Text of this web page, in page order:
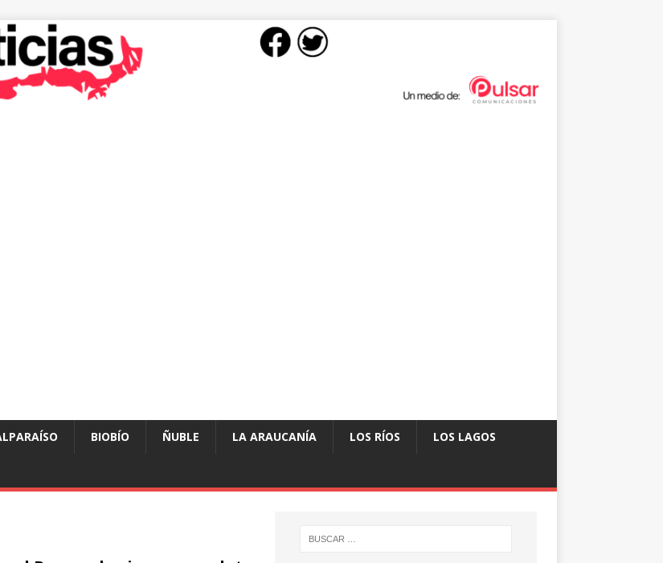
BIOBÍO ÑUBLE LA ARAUCANÍA LOS RÍOS LOS LAGOS